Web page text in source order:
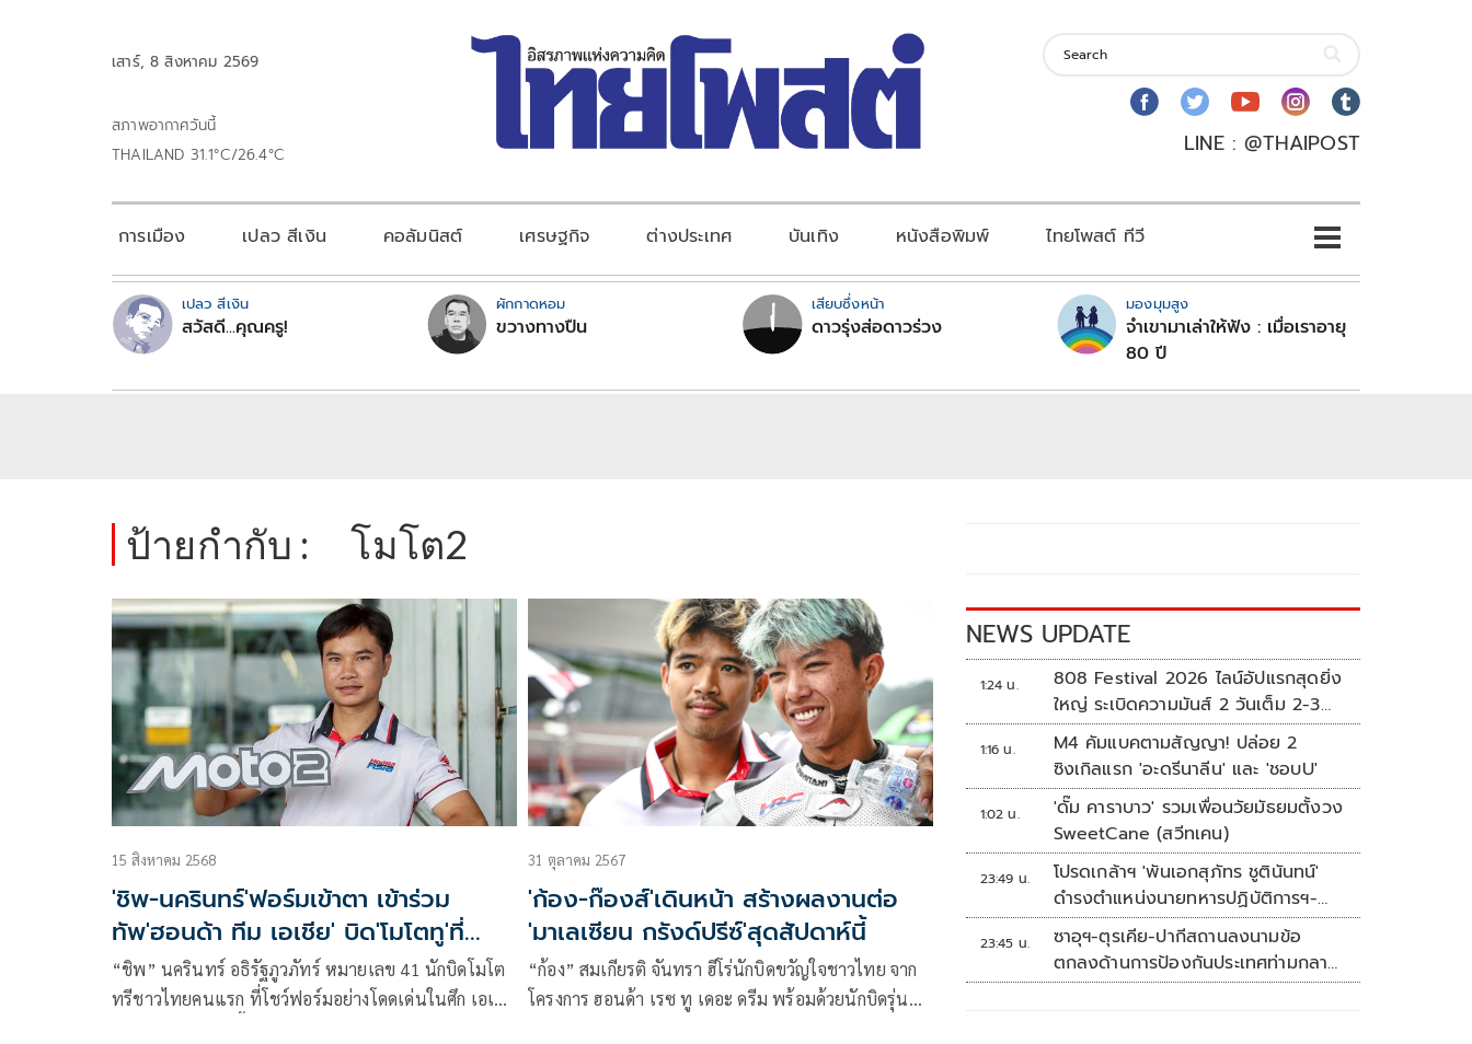
เสาร์, 8 สิงหาคม 2569
สภาพอากาศวันนี้
THAILAND 31.1°C/26.4°C
LINE : @THAIPOST
การเมือง เปลว สีเงิน คอลัมนิสต์ เศรษฐกิจ ต่างประเทศ บันเทิง หนังสือพิมพ์ ไทยโพสต์ ทีวี
เปลว สีเงิน
สวัสดี...คุณครู!
ผักกาดหอม
ขวางทางปืน
เสียบซึ่งหน้า
ดาวรุ่งส่อดาวร่วง
มองมุมสูง
จำเขามาเล่าให้ฟัง : เมื่อเราอายุ
80 ปี
ป้ายกำกับ : โมโต2
15 สิงหาคม 2568
'ชิพ-นครินทร์'ฟอร์มเข้าตา เข้าร่วม
ทัพ'ฮอนด้า ทีม เอเชีย' บิด'โมโตทู'ที่
ออสเตรีย
“ชิพ” นครินทร์ อธิรัฐภูวภัทร์ หมายเลข 41 นักบิดโมโต
ทรีชาวไทยคนแรก ที่โชว์ฟอร์มอย่างโดดเด่นในศึก เอเชีย
31 ตุลาคม 2567
'ก้อง-ก๊องส์'เดินหน้า สร้างผลงานต่อ
'มาเลเซียน กรังด์ปรีซ์'สุดสัปดาห์นี้
“ก้อง” สมเกียรติ จันทรา ฮีโร่นักบิดขวัญใจชาวไทย จาก
โครงการ ฮอนด้า เรซ ทู เดอะ ดรีม พร้อมด้วยนักบิดรุ่น
NEWS UPDATE
1:24 น.
808 Festival 2026 ไลน์อัปแรกสุดยิ่ง
ใหญ่ ระเบิดความมันส์ 2 วันเต็ม 2-3
ต.ค.นี้
1:16 น.
M4 คัมแบคตามสัญญา! ปล่อย 2
ซิงเกิลแรก 'อะดรีนาลีน' และ 'ชอบU'
1:02 น.
'ดั๊ม คาราบาว' รวมเพื่อนวัยมัธยมตั้งวง
SweetCane (สวีทเคน)
23:49 น.
โปรดเกล้าฯ 'พันเอกสุภัทร ชูตินันทน์'
ดำรงตำแหน่งนายทหารปฏิบัติการฯ-
พระราชทานยศ 'พลตรี'
23:45 น.
ซาอุฯ-ตุรเคีย-ปากีสถานลงนามข้อ
ตกลงด้านการป้องกันประเทศท่ามกลาง
สงครามในภูมิภาค